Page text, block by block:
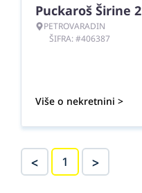
Puckaroš Širine 2
PETROVARADIN
ŠIFRA: #406387
Više o nekretnini >
< 1 >